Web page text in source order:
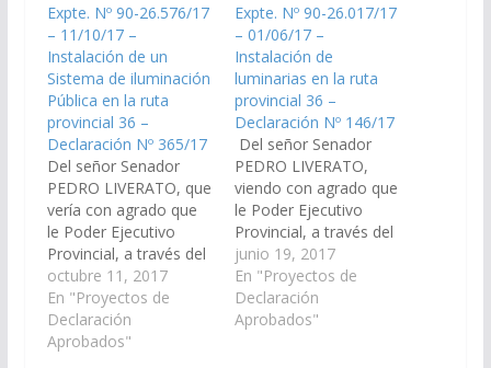
Expte. Nº 90-26.576/17
– 11/10/17 –
Instalación de un
Sistema de iluminación
Pública en la ruta
provincial 36 –
Declaración Nº 365/17
Del señor Senador
PEDRO LIVERATO, que
vería con agrado que
le Poder Ejecutivo
Provincial, a través del
Ministerio de Hacienda
y Finanzas; Ministerio
de Infraestructura,
Tierra y Vivienda;
octubre 11, 2017
En "Proyectos de
Declaración
Aprobados"
Expte. Nº 90-26.017/17
– 01/06/17 –
Instalación de
luminarias en la ruta
provincial 36 –
Declaración Nº 146/17
Del señor Senador
PEDRO LIVERATO,
viendo con agrado que
le Poder Ejecutivo
Provincial, a través del
Ministerio de Hacienda
y Finanzas; Ministerio
de Infraestructura,
Tierra y Vivienda;
junio 19, 2017
En "Proyectos de
Declaración
Aprobados"